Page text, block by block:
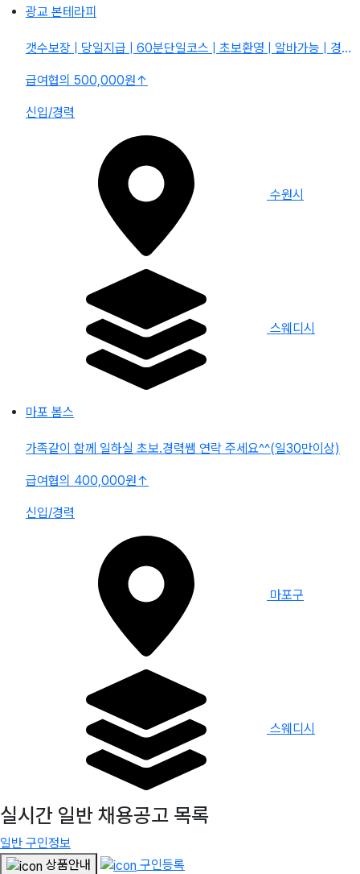
광교 본테라피
갯수보장 | 당일지급 | 60분단일코스 | 초보환영 | 알바가능 | 경력자환영 | 자율출근
급여협의 500,000원↑
신입/경력
수원시
스웨디시
마포 봄스
가족같이 함께 일하실 초보.경력쌤 연락 주세요^^(일30만이상)
급여협의 400,000원↑
신입/경력
마포구
스웨디시
실시간 일반 채용공고 목록
일반 구인정보
상품안내
구인등록